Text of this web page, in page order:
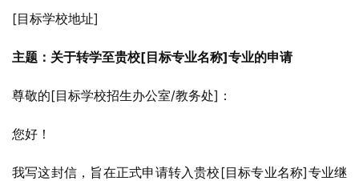
[目标学校地址]
主题：关于转学至贵校[目标专业名称]专业的申请
尊敬的[目标学校招生办公室/教务处]：
您好！
我写这封信，旨在正式申请转入贵校[目标专业名称]专业继